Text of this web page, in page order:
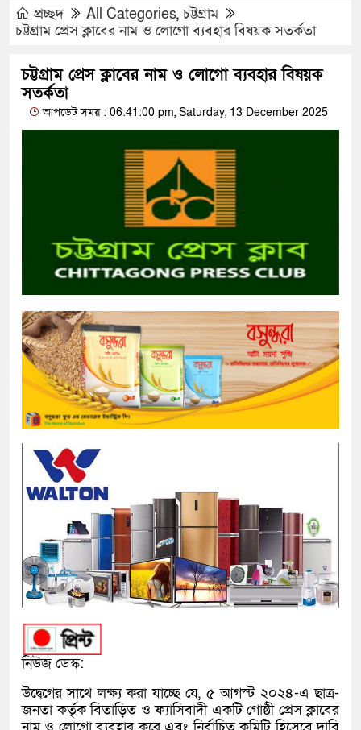
প্রচ্ছদ All Categories,চট্টগ্রাম
চট্টগ্রাম প্রেস ক্লাবের নাম ও লোগো ব্যবহার বিষয়ক সতর্কতা
চট্টগ্রাম প্রেস ক্লাবের নাম ও লোগো ব্যবহার বিষয়ক
সতর্কতা
আপডেট সময় : 06:41:00 pm, Saturday, 13 December 2025
নিউজ ডেস্ক:
উদ্বেগের সাথে লক্ষ্য করা যাচ্ছে যে, ৫ আগস্ট ২০২৪-এ ছাত্র-
জনতা কর্তৃক বিতাড়িত ও ফ্যাসিবাদী একটি গোষ্ঠী প্রেস ক্লাবের